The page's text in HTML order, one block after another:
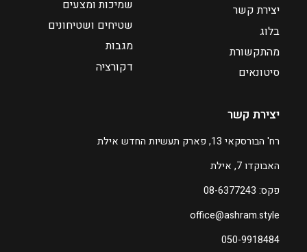
יצירת קשר
רח' הבורסקאי 13, פארק תעשיות החדש אילת
האבוקדו 7, אילת
פקס: 08-6377243
office@ashram.style
050-9918484
שמיכות ומצעים
שטיחים ושטיחונים
מגבות
דקורציה
יצירת קשר
בלוג
מהתקשורת
סיטונאים